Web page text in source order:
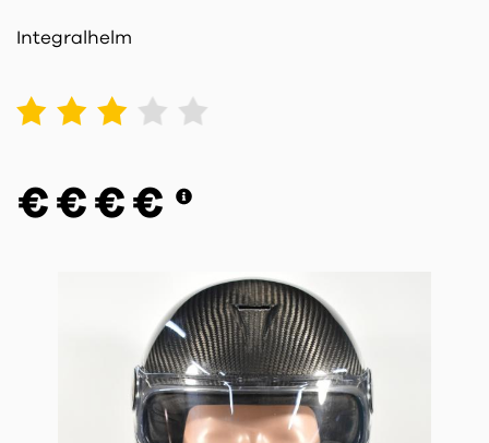
Integralhelm
2 3 4 5
€ € € €